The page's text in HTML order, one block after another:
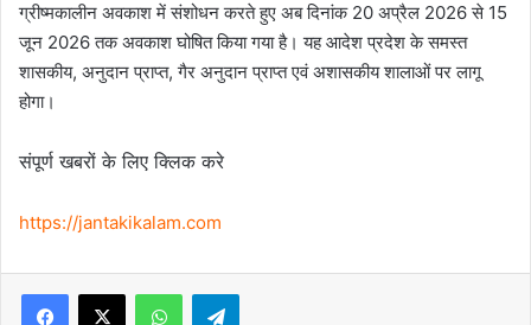
ग्रीष्मकालीन अवकाश में संशोधन करते हुए अब दिनांक 20 अप्रैल 2026 से 15
जून 2026 तक अवकाश घोषित किया गया है। यह आदेश प्रदेश के समस्त
शासकीय, अनुदान प्राप्त, गैर अनुदान प्राप्त एवं अशासकीय शालाओं पर लागू
होगा।
संपूर्ण खबरों के लिए क्लिक करे
https://jantakikalam.com
Facebook
X WhatsAppTelegram